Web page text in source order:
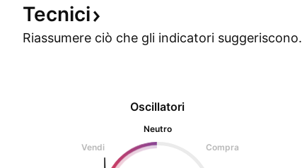
Tecnici
Riassumere ciò che gli indicatori suggeriscono.
Oscillatori
Neutro
Vendi
Compra